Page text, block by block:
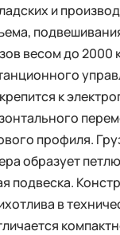
и
весом до 2000
к
профиля.
образует
подвеска.
в